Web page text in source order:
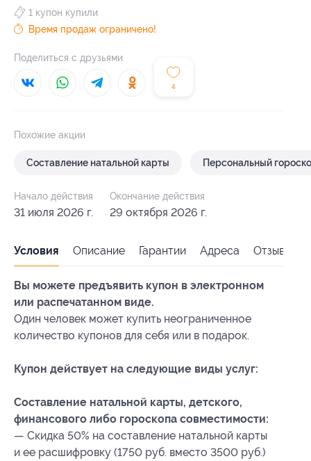
4
1 купон купили
Время продаж ограничено!
Поделиться с друзьями
Похожие акции
Составление натальной карты Персональный
Начало действия
31 июля 2026 г.
Окончание действия
29 октября 2026 г.
Условия Описание Гарантии Адреса Отзывы
Вы можете предъявить купон в электронном
или распечатанном виде.
Один человек может купить неограниченное
количество купонов для себя или в подарок.
Купон действует на следующие виды услуг:
Составление натальной карты, детского,
финансового либо гороскопа совместимости:
— Скидка 50% на составление натальной карты
и ее расшифровку (1750 руб. вместо 3500 руб.)